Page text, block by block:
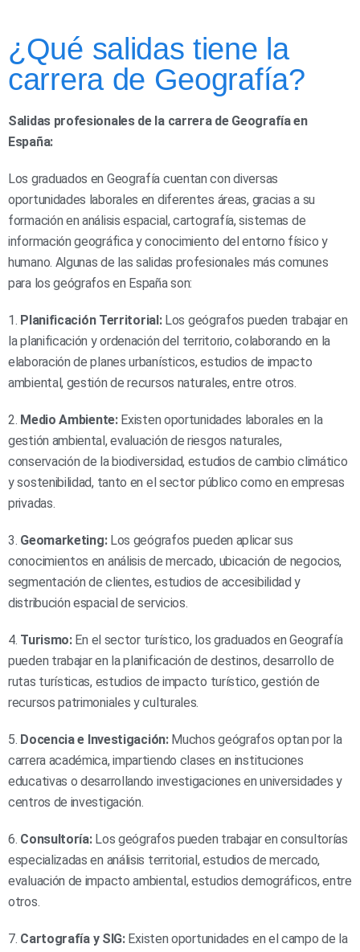
¿Qué salidas tiene la
carrera de Geografía?
Salidas profesionales de la carrera de Geografía en
España:
Los graduados en Geografía cuentan con diversas
oportunidades laborales en diferentes áreas, gracias a su
formación en análisis espacial, cartografía, sistemas de
información geográfica y conocimiento del entorno físico y
humano. Algunas de las salidas profesionales más comunes
para los geógrafos en España son:
1. Planificación Territorial:Los geógrafos pueden trabajar en
la planificación y ordenación del territorio, colaborando en la
elaboración de planes urbanísticos, estudios de impacto
ambiental, gestión de recursos naturales, entre otros.
2. Medio Ambiente:Existen oportunidades laborales en la
gestión ambiental, evaluación de riesgos naturales,
conservación de la biodiversidad, estudios de cambio climático
y sostenibilidad, tanto en el sector público como en empresas
privadas.
3. Geomarketing:Los geógrafos pueden aplicar sus
conocimientos en análisis de mercado, ubicación de negocios,
segmentación de clientes, estudios de accesibilidad y
distribución espacial de servicios.
4. Turismo:En el sector turístico, los graduados en Geografía
pueden trabajar en la planificación de destinos, desarrollo de
rutas turísticas, estudios de impacto turístico, gestión de
recursos patrimoniales y culturales.
5. Docencia e Investigación:Muchos geógrafos optan por la
carrera académica, impartiendo clases en instituciones
educativas o desarrollando investigaciones en universidades y
centros de investigación.
6. Consultoría:Los geógrafos pueden trabajar en consultorías
especializadas en análisis territorial, estudios de mercado,
evaluación de impacto ambiental, estudios demográficos, entre
otros.
7. Cartografía y SIG:Existen oportunidades en el campo de la